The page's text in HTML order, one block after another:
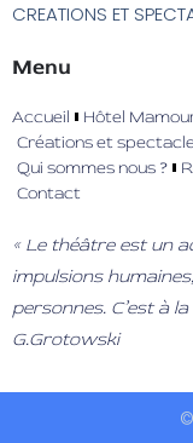
CREATIONS ET
Menu
Accueil Hôtel
Créations et
Qui sommes nous ?
Contact
« Le théâtre est un
impulsions
personnes. C’est à
G.Grotowski